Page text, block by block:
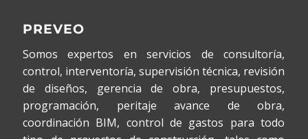
PREVEO
Somos expertos en servicios de consultoría,
control, interventoría, supervisión técnica, revisión
de diseños, gerencia de obra, presupuestos,
programación, peritaje avance de obra,
coordinación BIM, control de gastos para todo